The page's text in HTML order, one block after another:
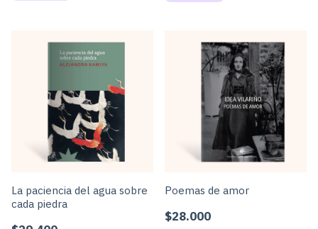
La paciencia del agua sobre
cada piedra
Poemas de amor
$28.000